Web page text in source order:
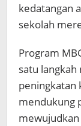
kedatangan
sekolah
Program
satu
peningkatan
mendukung
mewujudkan